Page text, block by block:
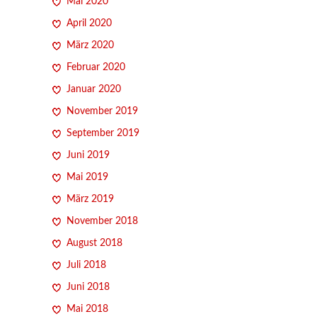
April 2020
März 2020
Februar 2020
Januar 2020
November 2019
September 2019
Juni 2019
Mai 2019
März 2019
November 2018
August 2018
Juli 2018
Juni 2018
Mai 2018